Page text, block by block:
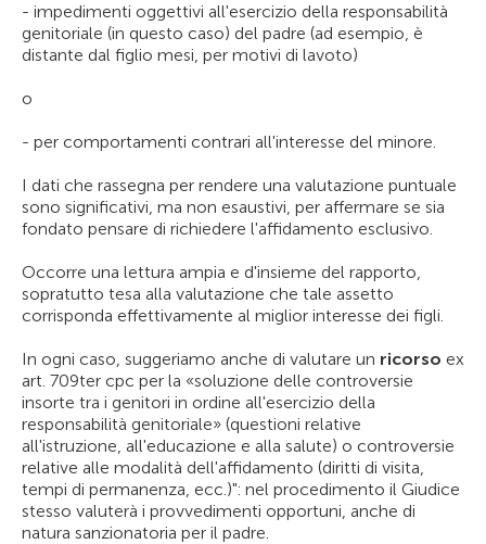
- impedimenti oggettivi all'esercizio della responsabilità
genitoriale (in questo caso) del padre (ad esempio, è
distante dal figlio mesi, per motivi di lavoto)
o
- per comportamenti contrari all'interesse del minore.
I dati che rassegna per rendere una valutazione puntuale
sono significativi, ma non esaustivi, per affermare se sia
fondato pensare di richiedere l'affidamento esclusivo.
Occorre una lettura ampia e d'insieme del rapporto,
sopratutto tesa alla valutazione che tale assetto
corrisponda effettivamente al miglior interesse dei figli.
In ogni caso, suggeriamo anche di valutare un ricorso ex
art. 709ter cpc per la «soluzione delle controversie
insorte tra i genitori in ordine all'esercizio della
responsabilità genitoriale» (questioni relative
all'istruzione, all'educazione e alla salute) o controversie
relative alle modalità dell'affidamento (diritti di visita,
tempi di permanenza, ecc.)": nel procedimento il Giudice
stesso valuterà i provvedimenti opportuni, anche di
natura sanzionatoria per il padre.